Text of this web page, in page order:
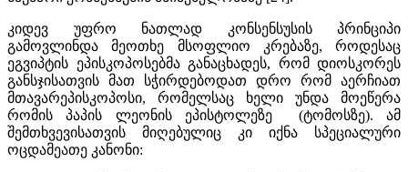
კიდევ უფრო ნათლად კონსენსუსის პრინციპი
გამოვლინდა მეოთხე მსოფლიო კრებაზე, როდესაც
ეგვიპტის ეპისკოპოსებმა განაცხადეს, რომ დიოსკორეს
განსჯისათვის მათ სჭირდებოდათ დრო რომ აერჩიათ
მთავარეპისკოპოსი, რომელსაც ხელი უნდა მოეწერა
რომის პაპის ლეონის ეპისტოლეზე (ტომოსზე). ამ
შემთხვევისათვის მიღებულიც კი იქნა სპეციალური
ოცდამეათე კანონი: